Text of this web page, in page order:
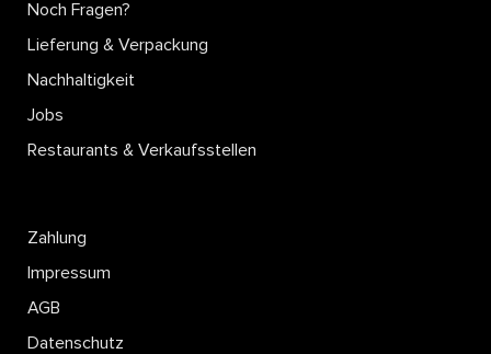
Noch Fragen?
Lieferung & Verpackung
Nachhaltigkeit
Jobs
Restaurants & Verkaufsstellen
Zahlung
Impressum
AGB
Datenschutz